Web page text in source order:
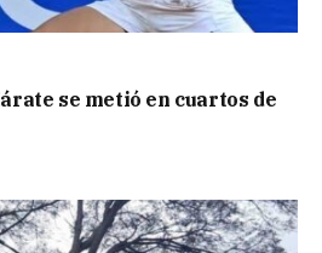
se metió en cuartos de